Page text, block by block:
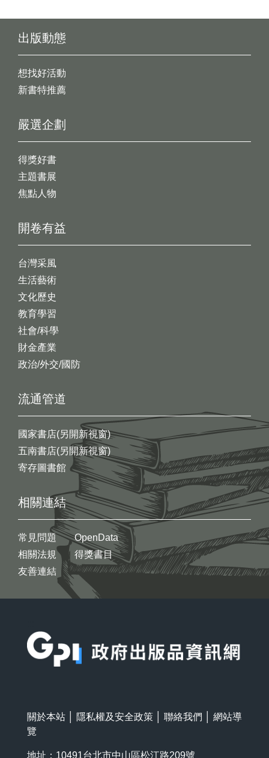
出版動態
想找好活動
新書特推薦
開卷有益
台灣采風
生活藝術
文化歷史
教育學習
社會/科學
財金產業
政治/外交/國防
嚴選企劃
得獎好書
主題書展
焦點人物
流通管道
國家書店(另開新視窗)
五南書店(另開新視窗)
寄存圖書館
相關連結
常見問題
相關法規
友善連結
OpenData
得獎書目
關於本站 隱私權及安全政策 聯絡我們
網站導
覽
地址：10491台北市中山區松江路209號